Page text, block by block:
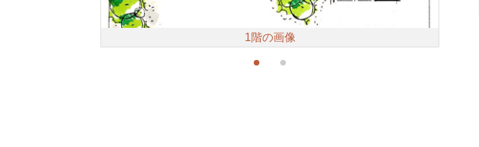
1階の画像